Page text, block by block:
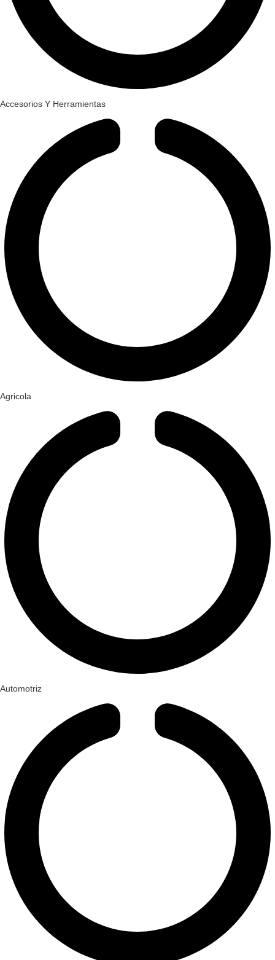
Accesorios Y Herramientas
Agricola
Automotriz